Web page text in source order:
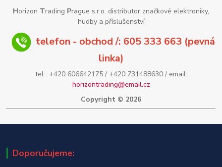
Horizon Trading Prague s.r.o. distributor značkové elektroniky,
hudby a příslušenství
telefon - obchod /: 605 333 663 (pevná
linka)
tel: +420 606642175 / +420 731488630 / email:
horizontrading@email.cz
Copyright © 2026
Doporučujeme: